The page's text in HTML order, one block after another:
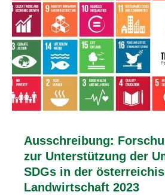
Ausschreibung:
zur Unterstützung der
SDGs in der
Landwirtschaft 2023